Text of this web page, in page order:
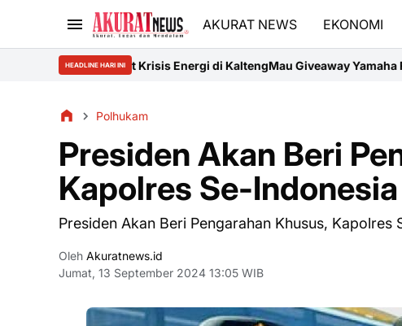
AKURAT NEWS EKONOMI
HEADLINE HARI INI
Krisis Energi di KaltengMau Giveaway Yamaha Fazzio Special
Polhukam
Presiden Akan Beri
Kapolres Se-
Presiden Akan Beri Pengarahan Khusus,
Oleh Akuratnews.id
Jumat, 13 September 2024 13:05 WIB